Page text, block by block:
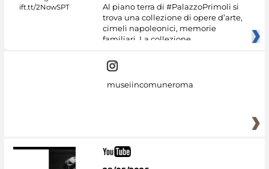
Al piano terra di #PalazzoPrimoli si
trova una collezione di opere d’arte,
cimeli napoleonici, memorie
familiari. La collezione
museiincomuneroma